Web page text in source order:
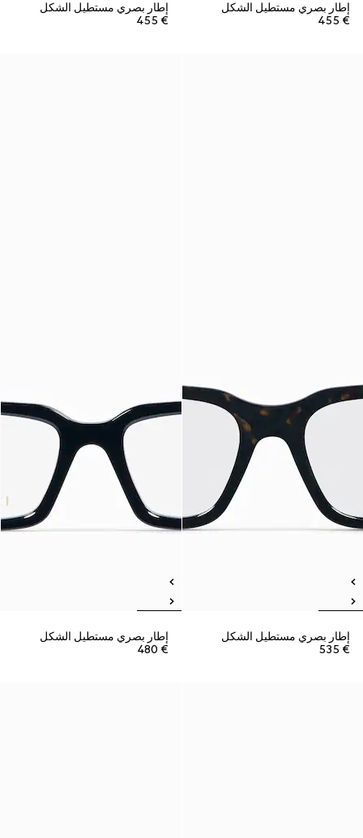
إطار بصري مستطيل الشكل
€ 455
إطار بصري مستطيل الشكل
€ 455
إطار بصري مستطيل الشكل
€ 535
إطار بصري مستطيل الشكل
€ 480